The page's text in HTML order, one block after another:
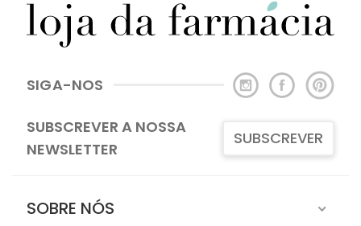
SIGA-NOS
SUBSCREVER A NOSSA
NEWSLETTER
SUBSCREVER
SOBRE NÓS